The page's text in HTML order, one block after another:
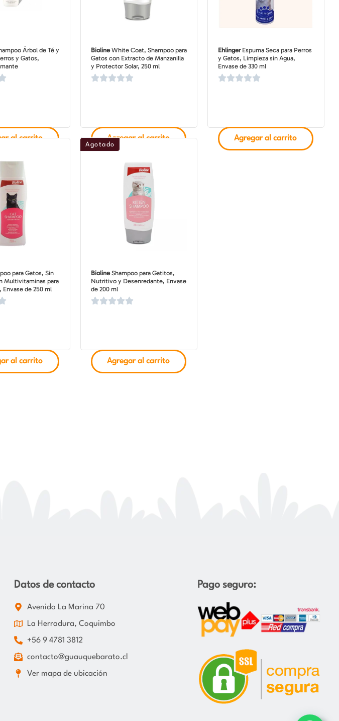
Árbol de Té y
y Gatos,
al carrito
BiolineWhite Coat, Shampoo para
Gatos con Extracto de Manzanilla
y Protector Solar, 250 ml
Agregar al carrito
EhlingerEspuma Seca para Perros
y Gatos, Limpieza sin Agua,
Envase de 330 ml
Agregar al carrito
para Gatos, Sin
Multivitaminas para
Envase de 250 ml
al carrito
BiolineShampoo para Gatitos,
Nutritivo y Desenredante, Envase
de 200 ml
Agotado
Agregar al carrito
Datos de contacto
Avenida La Marina 70
La Herradura, Coquimbo
+56 9 4781 3812
contacto@guauquebarato.cl
Ver mapa de ubicación
Pago seguro: